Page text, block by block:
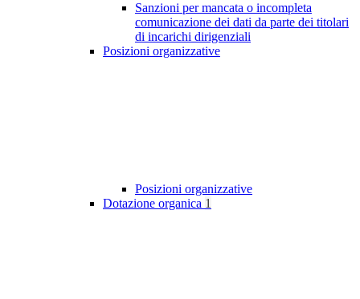
Sanzioni per mancata o incompleta
comunicazione dei dati da parte dei titolari
di incarichi dirigenziali
Posizioni organizzative
Posizioni organizzative
Dotazione organica 1